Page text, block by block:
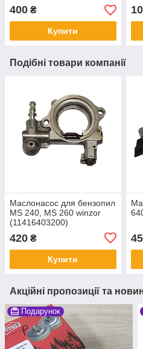
400 ₴
Купити
Подібні товари компанії
Маслонасос для бензопил
MS 240, MS 260 winzor
(11416403200)
420 ₴
Купити
Акційні пропозиції та
Подарунок